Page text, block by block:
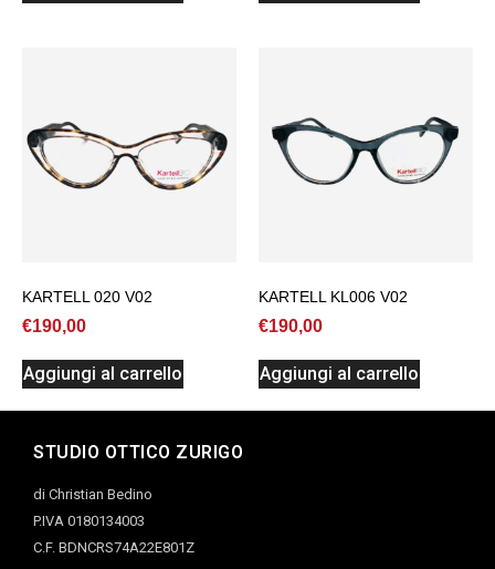
KARTELL 020 V02
€190,00
Aggiungi al carrello
KARTELL KL006 V02
€190,00
Aggiungi al carrello
STUDIO OTTICO ZURIGO
di Christian Bedino
P.IVA 0180134003
C.F. BDNCRS74A22E801Z